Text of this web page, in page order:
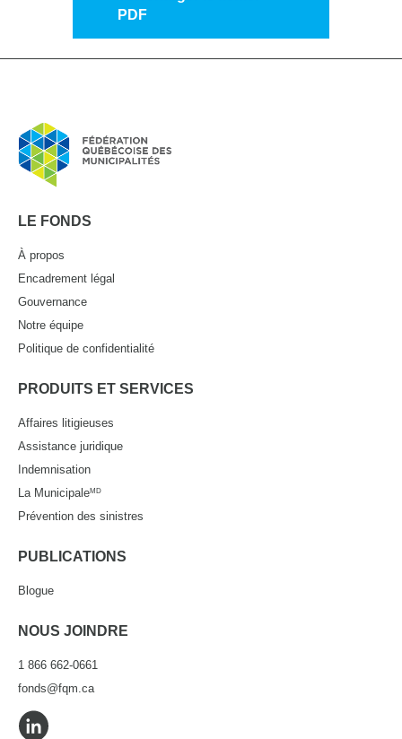
PDF
LE FONDS
À propos
Encadrement légal
Gouvernance
Notre équipe
Politique de confidentialité
PRODUITS ET SERVICES
Affaires litigieuses
Assistance juridique
Indemnisation
La MunicipaleMD
Prévention des sinistres
PUBLICATIONS
Blogue
NOUS JOINDRE
1 866 662-0661
fonds@fqm.ca